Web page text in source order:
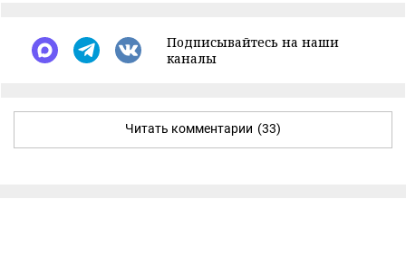
Подписывайтесь на наши
каналы
Читать комментарии (33)